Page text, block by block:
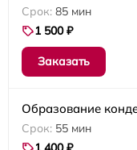
85 мин
1 500 ₽
Заказать
Образование
55 мин